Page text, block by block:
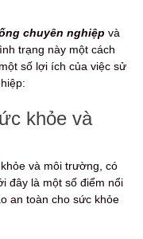
chuyên nghiệp và
trạng này một cách
số lợi ích của việc sử
khỏe và
và môi trường, có
đây là một số điểm nổi
an toàn cho sức khỏe